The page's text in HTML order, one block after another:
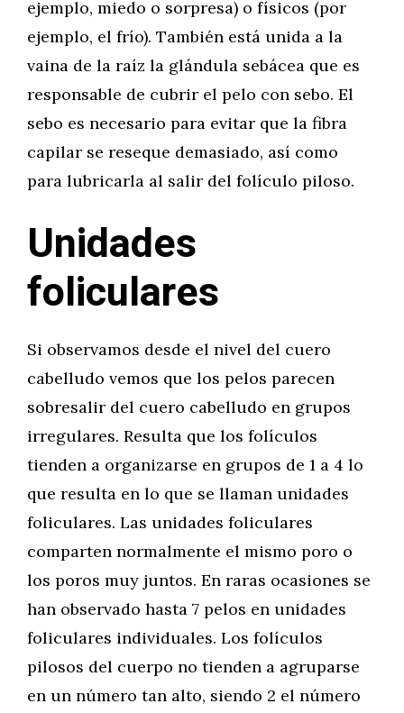
ejemplo, miedo o sorpresa) o físicos (por
ejemplo, el frío). También está unida a la
vaina de la raíz la glándula sebácea que es
responsable de cubrir el pelo con sebo. El
sebo es necesario para evitar que la fibra
capilar se reseque demasiado, así como
para lubricarla al salir del folículo piloso.
Unidades
foliculares
Si observamos desde el nivel del cuero
cabelludo vemos que los pelos parecen
sobresalir del cuero cabelludo en grupos
irregulares. Resulta que los folículos
tienden a organizarse en grupos de 1 a 4 lo
que resulta en lo que se llaman unidades
foliculares. Las unidades foliculares
comparten normalmente el mismo poro o
los poros muy juntos. En raras ocasiones se
han observado hasta 7 pelos en unidades
foliculares individuales. Los folículos
pilosos del cuerpo no tienden a agruparse
en un número tan alto, siendo 2 el número